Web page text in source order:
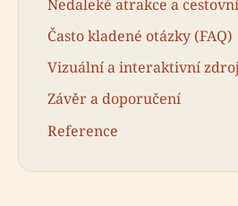
Nedaleké atrakce a
Často kladené otázky (FAQ)
Vizuální a interaktivní
Závěr a doporučení
Reference